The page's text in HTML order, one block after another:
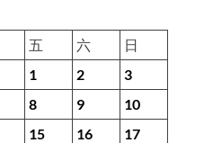
五 六
日
1
2
3
8 9
10
15 16
17